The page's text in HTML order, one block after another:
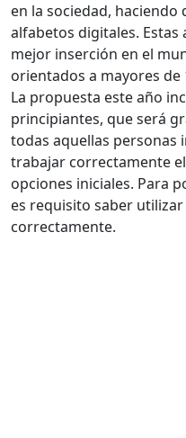
en la sociedad, haciendo
alfabetos digitales.
mejor inserción en el
orientados a mayores de
La propuesta este año
principiantes, que será
todas aquellas personas
trabajar correctamente
opciones iniciales. Para
es requisito saber
correctamente.